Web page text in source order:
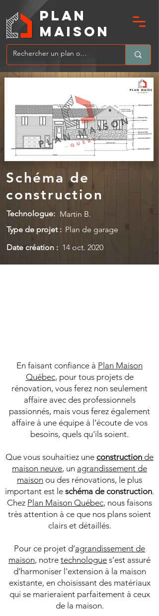
MAIsoN
PLAN
Schéma de
construction
Technologue: Martin B.
Type de projet : Plan de garage
Date création : 14 oct. 2020
En faisant confiance à Plan Maison
Québec, pour tous projets de
rénovation, vous ferez non seulement
affaire avec des professionnels
passionnés, mais vous ferez également
affaire à une équipe à l’écoute de vos
besoins, quels qu'ils soient.
Que vous souhaitiez une construction de
maison neuve, un agrandissement de
maison ou des rénovations, le plus
important est le schéma de construction.
Chez Plan Maison Québec, nous faisons
très attention à ce que nos plans soient
clairs et détaillés.
Pour ce projet d’agrandissement de
maison, notre technologue s’est assuré
d’harmoniser l'extension à la maison
existante, en choisissant des matériaux
qui se marieraient parfaitement à ceux
de la maison.